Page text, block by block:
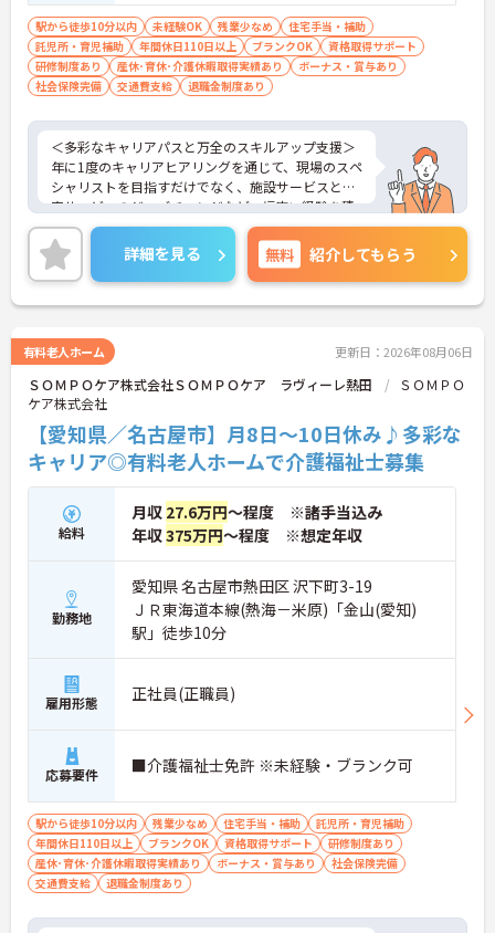
専門性を高められます
＜残業月7時間以下で身体の負担を軽減！＞
・常勤で働くスタッフの比率が90パーセント以上と
高く、急なシフト変更や無理な長時間勤務が発生し
にくい人員体制です
ため、月平均の残業時間は5時間から7時間程度とか
なり少なめに抑えられます
・夜勤明けの翌日は原則としてお休みとなるシフト
編成が組まれており、しっかりと休息を取りながら
長期的な就業が可能です
＜評価制度でキャリアアップ＞
・介護福祉士や初任者研修などの資格や実務経験、
夜勤回数がしっかりと給与に反映されるためモチベ
ーションを維持できます
・年次を問わずリーダーや主任などのマネジメント
キャリア形成が可能です
駅から徒歩10分以内 未経験OK 残業少なめ
住宅手当・補助
託児所・育児補助
年間休日110日以上 ブランクOK
資格取得サポート
研修制度あり
産休･育休･介護休暇取得実績あり
ボーナス・賞与あり
社会保険完備
交通費支給 退職金制度あり
＜多彩なキャリアパスと万全のスキルアップ支援＞
年に1度のキャリアヒアリングを通じて、現場のスペ
シャリストを目指すだけでなく、施設サービスと在
宅サービスのジョブチェンジなど、幅広い経験を積
むことが可能です。
＜プライベートも充実させる嬉しい福利厚生＞仕事
の疲れを癒やすための制度も充実しています。各地
のレジャー施設や宿泊が最大80％オフになる優待制
度や、勤続5年ごとの「特別連続有給休暇（5日）」
休110日に加え、独自の休暇制度もしっかり整って
いるため、オンオフのメリハリをつけて働けます。
＜＜ICT導入が進む効率的な現場で、身体的負担を減
らしケアに専念＞スマホ記録や睡眠測定センサー等
の導入で月400時間の生産性向上を実現。月平均残
業7.3時間（超過分は1分単位支給）と少なく、ゆと
りを持って業務に取り組めます。
詳細を見る 無料 紹介してもらう
有料老人ホーム 更新日：2026年08月06日
ＳＯＭＰＯケア株式会社ＳＯＭＰＯケア ラヴィーレ熱田
ＳＯＭＰＯ
ケア株式会社
【愛知県／名古屋市】月8日～10日休み♪多彩な
キャリア◎有料老人ホームで介護福祉士募集
給料
月収 27.6万円～程度 ※諸手当込み
年収375万円～程度 ※想定年収
勤務地
愛知県 名古屋市熱田区 沢下町3-19
ＪＲ東海道本線(熱海－米原)「金山(愛知)
駅」徒歩10分
雇用形態 正社員(正職員)
応募要件 ■介護福祉士免許 ※未経験・ブランク可
駅から徒歩10分以内 残業少なめ 住宅手当・補助
託児所・育児補助
年間休日110日以上
ブランクOK 資格取得サポート
研修制度あり
産休･育休･介護休暇取得実績あり
ボーナス・賞与あり
社会保険完備
交通費支給
退職金制度あり